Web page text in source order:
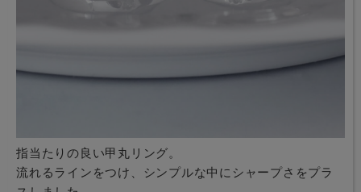
指当たりの良い甲丸リング。
流れるラインをつけ、シンプルな中にシャープさをプラ